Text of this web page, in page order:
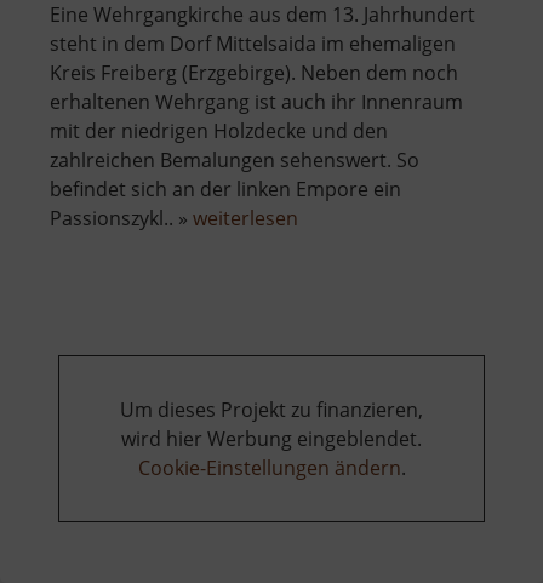
Eine Wehrgangkirche aus dem 13. Jahrhundert
steht in dem Dorf Mittelsaida im ehemaligen
Kreis Freiberg (Erzgebirge). Neben dem noch
erhaltenen Wehrgang ist auch ihr Innenraum
mit der niedrigen Holzdecke und den
zahlreichen Bemalungen sehenswert. So
befindet sich an der linken Empore ein
Passionszykl.. » weiterlesen
Um dieses Projekt zu finanzieren,
wird hier Werbung eingeblendet.
Cookie-Einstellungen ändern.